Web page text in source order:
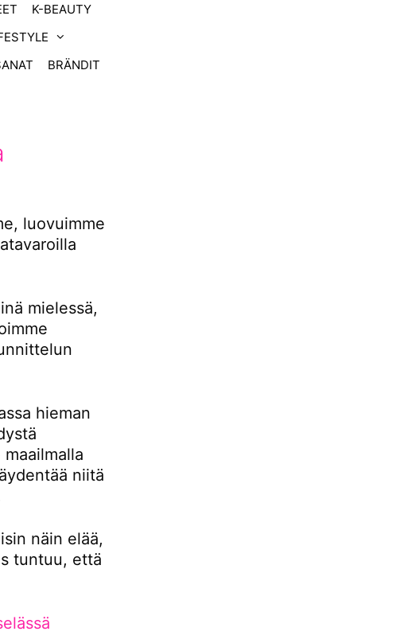
K-BEAUTY
BRÄNDIT
luovuimme
mielessä,
hieman
niitä
näin elää,
tuntuu, että